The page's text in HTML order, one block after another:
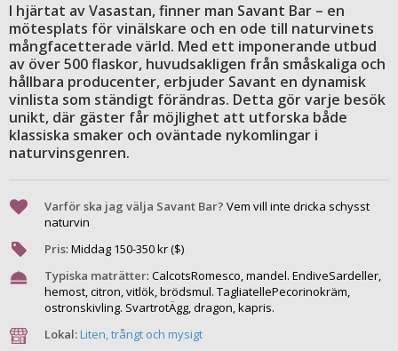
I hjärtat av Vasastan, finner man Savant Bar – en
mötesplats för vinälskare och en ode till naturvinets
mångfacetterade värld. Med ett imponerande utbud
av över 500 flaskor, huvudsakligen från småskaliga och
hållbara producenter, erbjuder Savant en dynamisk
vinlista som ständigt förändras. Detta gör varje besök
unikt, där gäster får möjlighet att utforska både
klassiska smaker och oväntade nykomlingar i
naturvinsgenren.
Varför ska jag välja Savant Bar? Vem vill inte dricka schysst
naturvin
Pris: Middag 150-350kr ($)
Typiska maträtter: CalcotsRomesco, mandel. EndiveSardeller,
hemost, citron, vitlök, brödsmul. TagliatellePecorinokräm,
ostronskivling. SvartrotÄgg, dragon, kapris.
Lokal:Liten, trångt och mysigt